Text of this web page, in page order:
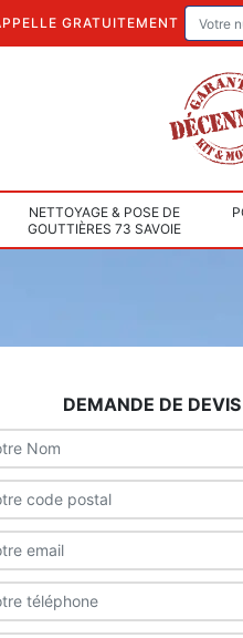
GRATUITEMENT
NETTOYAGE & POSE DE
GOUTTIÈRES 73 SAVOIE
DEMANDE DE